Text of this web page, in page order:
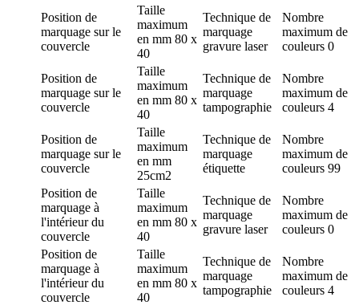
Position de
marquage sur le
couvercle
Taille
maximum
en mm 80 x
40
Technique de
marquage
gravure laser
Nombre
maximum de
couleurs 0
Position de
marquage sur le
couvercle
Taille
maximum
en mm 80 x
40
Technique de
marquage
tampographie
Nombre
maximum de
couleurs 4
Position de
marquage sur le
couvercle
Taille
maximum
en mm
25cm2
Technique de
marquage
étiquette
Nombre
maximum de
couleurs 99
Position de
marquage à
l'intérieur du
couvercle
Taille
maximum
en mm 80 x
40
Technique de
marquage
gravure laser
Nombre
maximum de
couleurs 0
Position de
marquage à
l'intérieur du
couvercle
Taille
maximum
en mm 80 x
40
Technique de
marquage
tampographie
Nombre
maximum de
couleurs 4